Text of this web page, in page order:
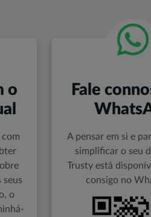
o
seus
o
Fale
A pensar em si e
simplificar o seu
Trusty está
consigo no